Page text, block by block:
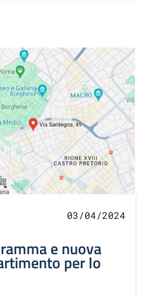
03/04/2024
e nuova
per lo